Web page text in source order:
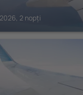
2 nopți